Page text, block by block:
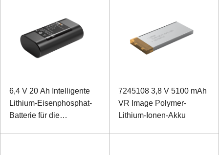
6,4 V 20 Ah Intelligente
Lithium-Eisenphosphat-
Batterie für die
7245108 3,8 V 5100 mAh
VR Image Polymer-
Lithium-Ionen-Akku